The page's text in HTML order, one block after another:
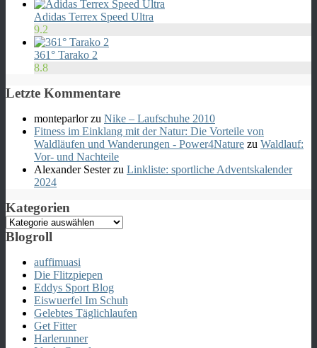
Adidas Terrex Speed Ultra
9.2
361° Tarako 2
8.8
Letzte Kommentare
monteparlorzu Nike – Laufschuhe 2010
Fitness im Einklang mit der Natur: Die Vorteile von
Waldläufen und Wanderungen - Power4Nature zu Waldlauf:
Vor- und Nachteile
Alexander Sesterzu Linkliste: sportliche Adventskalender
2024
Kategorien
Kategorien
Blogroll
auffimuasi
Die Flitzpiepen
Eddys Sport Blog
Eiswuerfel Im Schuh
Gelebtes Täglichlaufen
Get Fitter
Harlerunner